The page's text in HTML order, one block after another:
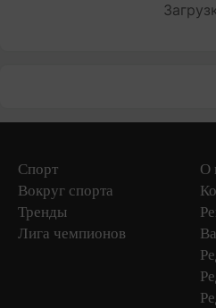
Спорт
Вокруг спорта
Тренды
Лига чемпионов
О